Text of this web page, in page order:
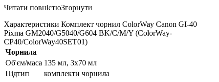
Читати повністюЗгорнути
Характеристики Комплект чорнил ColorWay Canon GI-40
Pixma GM2040/G5040/G604 BK/С/M/Y (ColorWay-
CP40/ColorWay40SET01)
Чорнила
Об'єм/маса 135 мл, 3х70 мл
Підтип
комплекти чорнила